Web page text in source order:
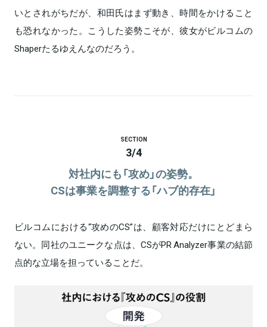
いとされがちだが、和田氏はまず動き、時間をかけること
も恐れなかった。こうした姿勢こそが、彼女がビルコムの
Shaperたるゆえんなのだろう。
SECTION
3/4
対社内にも「攻め」の姿勢。
CSは事業を調整する「ハブ的存在」
ビルコムにおける“攻めのCS”は、顧客対応だけにとどまら
ない。同社のユニークな点は、CSがPR Analyzer事業の結節
点的な立場を担っていることだ。